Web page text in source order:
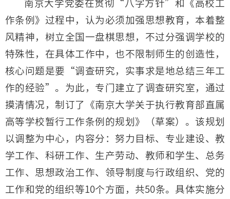
南京大学党委在贯彻“八字方针”和《高校工
作条例》过程中，认为必须加强思想教育，本着整
风精神，树立全国一盘棋思想，不过分强调学校的
特殊性，在具体工作中，也不限制师生的创造性，
核心问题是要“调查研究，实事求是地总结三年工
作的经验”。为此，专门建立了调查研究室，通过
摸清情况，制订了《南京大学关于执行教育部直属
高等学校暂行工作条例的规划》（草案）。该规划
以调整为中心，内容分：努力目标、专业建设、教
学工作、科研工作、生产劳动、教师和学生、总务
工作、思想政治工作、领导制度与行政组织、党的
工作和党的组织等10个方面，共50条。具体实施分